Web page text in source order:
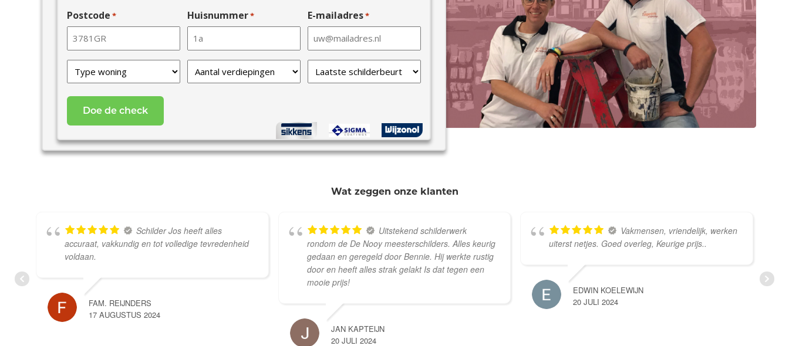
Postcode * Huisnummer* E-mailadres*
van
woning
Verdiepingen
schilderbeurt
Wat zeggen onze klanten
Schilder Jos heeft alles
accuraat, vakkundig en tot volledige tevredenheid
voldaan.
FAM. REIJNDERS
17 AUGUSTUS 2024
Uitstekend schilderwerk
rondom de De Nooy meesterschilders. Alles keurig
gedaan en geregeld door Bennie. Hij werkte rustig
door en heeft alles strak gelakt Is dat tegen een
mooie prijs!
JAN KAPTEIJN
20 JULI 2024
Vakmensen, vriendelijk, werken
uiterst netjes. Goed overleg, Keurige prijs..
EDWIN KOELEWIJN
20 JULI 2024